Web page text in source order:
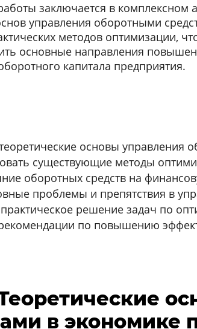
заключается в комплексном
управления оборотными
методов оптимизации,
основные направления
капитала предприятия.
основы управления
существующие методы
оборотных средств на
проблемы и препятствия в
решение задач по
по повышению
Теоретические
в экономике